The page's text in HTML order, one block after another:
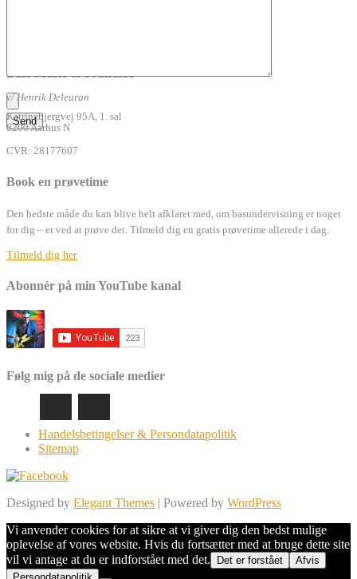
Bass Music & Soundlab
v/ Henrik Deleuran
Katrinebjergvej 95A, 1. sal
8200 Aarhus N
CVR: 28177607
Book en prøvetime
Den bedste måde du kan blive helt afklaret med, om basundervisning er noget
for dig – er ved at prøve det. Tilmeld dig en gratis prøvetime allerede i dag.
Tilmeld dig her
Abonnér på min YouTube kanal
Følg mig på de sociale medier
Handelsbetingelser & Persondatapolitik
Sitemap
Designed by Elegant Themes | Powered by WordPress
Vi anvender cookies for at sikre at vi giver dig den bedst mulige
oplevelse af vores website. Hvis du fortsætter med at bruge dette site
vil vi antage at du er indforstået med det.
Det er forstået
Afvis